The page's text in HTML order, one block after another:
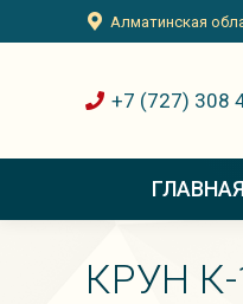
Алматинская
+7 (727) 308
ГЛАВНАЯ
КРУН К-
Алматинская